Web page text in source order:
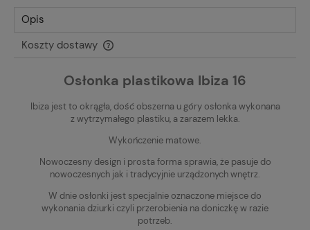
Opis
Koszty dostawy
Cena nie zawiera ewentualnych kosztów płatności
Osłonka plastikowa Ibiza 16
Ibiza jest to okrągła, dość obszerna u góry osłonka wykonana
z wytrzymałego plastiku, a zarazem lekka.
Wykończenie matowe.
Nowoczesny design i prosta forma sprawia, że pasuje do
nowoczesnych jak i tradycyjnie urządzonych wnętrz.
W dnie osłonki jest specjalnie oznaczone miejsce do
wykonania dziurki czyli przerobienia na doniczkę w razie
potrzeb.